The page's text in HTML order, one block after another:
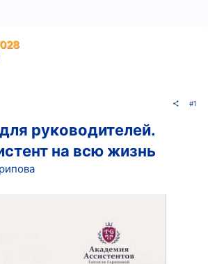
#1
руководителей.
на всю жизнь